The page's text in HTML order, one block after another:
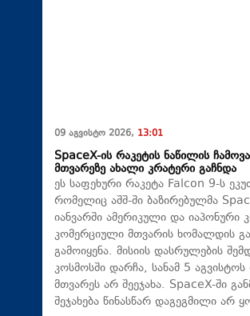
09 აგვისტო 2026, 13:01
SpaceX-ის რაკეტის ნაწილის
მთვარეზე ახალი კრატერი გაჩნდა
ეს საფეხური რაკეტა Falcon 9-ს
რომელიც აშშ-ში ბაზირებულმა
იანვარში ამერიკული და იაპონური
კომერციული მთვარის ხომალდის
გამოიყენა. მისიის დასრულების
კოსმოსში დარჩა, სანამ 5
მთვარეს არ შეეჯახა.​ SpaceX-ში
შეჯახება წინასწარ დაგეგმილი არ